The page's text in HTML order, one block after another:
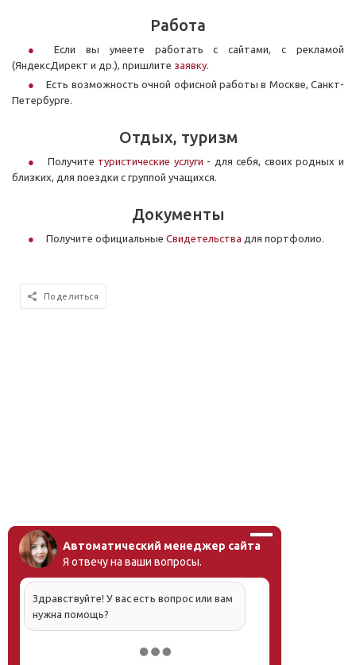
Работа
Если вы умеете работать с сайтами, с рекламой
(ЯндексДирект и др.), пришлите заявку.
Есть возможность очной офисной работы в Москве, Санкт-
Петербурге.
Отдых, туризм
Получите туристические услуги - для себя, своих родных и
близких, для поездки с группой учащихся.
Документы
Получите официальные Свидетельства для портфолио.
Поделиться
Автоматический менеджер сайта
Я отвечу на ваши вопросы.
Здравствуйте! У вас есть вопрос или вам
нужна помощь?
Напишите, что вас интересует, и мы вам